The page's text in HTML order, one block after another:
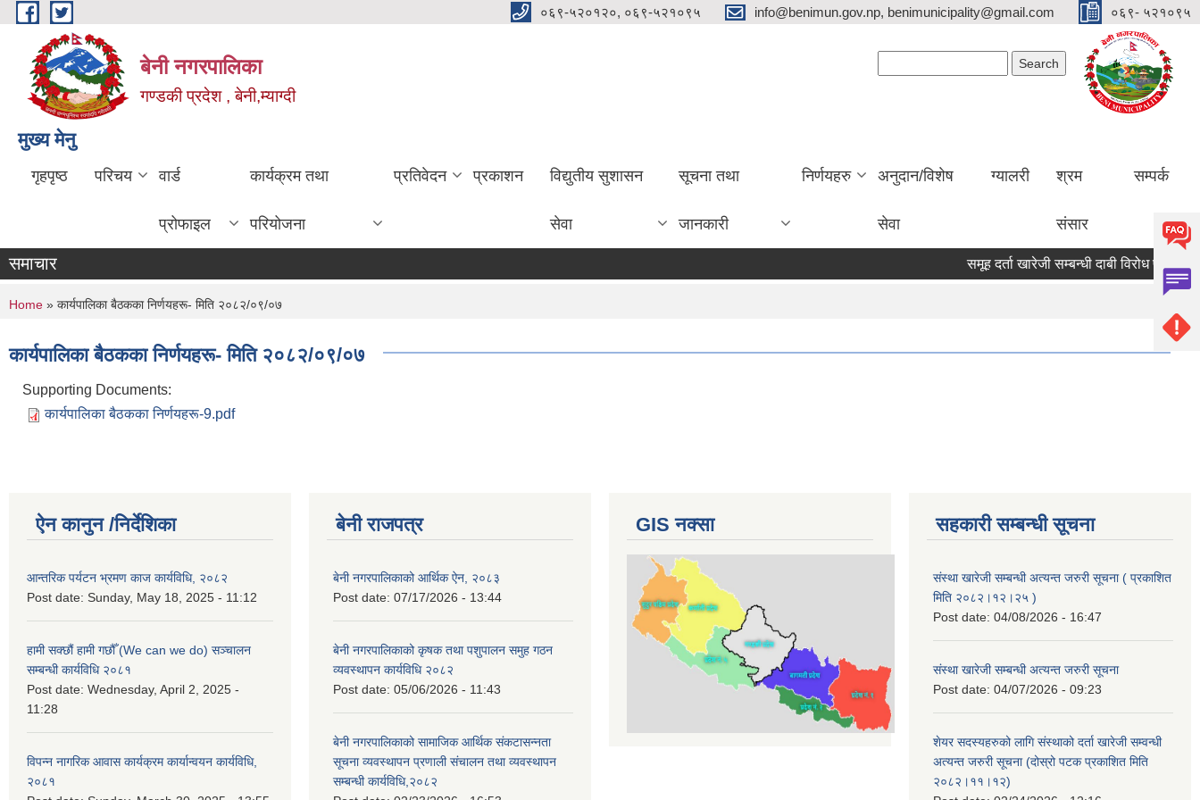
Skip to main content ०६९-५२०१२०, ०६९-५२१०९५ info@benimun.gov.np, benimunicipality@gmail.com ०६९- ५२१०९५
बेनी नगरपालिका
गण्डकी प्रदेश , बेनी,म्याग्दी
मुख्य मेनु
गृहपृष्ठ परिचय वार्ड
प्रोफाइल
कार्यक्रम तथा
परियोजना
प्रतिवेदन प्रकाशन विद्युतीय सुशासन
सेवा
सूचना तथा
जानकारी
निर्णयहरु अनुदान/विशेष
सेवा
ग्यालरी श्रम
संसार
सम्पर्क
समाचार समूह दर्ता खारेजी सम्बन्धी दाबी विरोध पेश गर्ने
You are here
Home » कार्यपालिका बैठकका निर्णयहरू- मिति २०८२/०९/०७
कार्यपालिका बैठकका निर्णयहरू- मिति २०८२/०९/०७
Supporting Documents:
कार्यपालिका बैठकका निर्णयहरू-9.pdf
ऐन कानुन /निर्देशिका
आन्तरिक पर्यटन भ्रमण काज कार्यविधि, २०८२
Post date: Sunday, May 18, 2025 - 11:12
हामी सक्छौं हामी गछौँ (We can we do) सञ्चालन
सम्बन्धी कार्यविधि २०८१
Post date: Wednesday, April 2, 2025 -
11:28
विपन्न नागरिक आवास कार्यक्रम कार्यान्वयन कार्यविधि,
२०८१
बेनी राजपत्र
बेनी नगरपालिकाको आर्थिक ऐन, २०८३
Post date: 07/17/2026 - 13:44
बेनी नगरपालिकाको कृषक तथा पशुपालन समुह गठन
व्यवस्थापन कार्यविधि २०८२
Post date: 05/06/2026 - 11:43
बेनी नगरपालिकाको सामाजिक आर्थिक संकटासन्नता
सूचना व्यवस्थापन प्रणाली संचालन तथा व्यवस्थापन
सम्बन्धी कार्यविधि,२०८२
GIS नक्सा सहकारी सम्बन्धी सूचना
संस्था खारेजी सम्बन्धी अत्यन्त जरुरी सूचना ( प्रकाशित
मिति २०८२।१२।२५ )
Post date: 04/08/2026 - 16:47
संस्था खारेजी सम्बन्धी अत्यन्त जरुरी सूचना
Post date: 04/07/2026 - 09:23
शेयर सदस्यहरुको लागि संस्थाको दर्ता खारेजी सम्वन्धी
अत्यन्त जरुरी सूचना (दोस्रो पटक प्रकाशित मिति
२०८२।११।१२)